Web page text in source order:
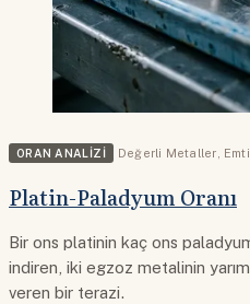
ORAN ANALIZI Değerli Metaller
Platin-Paladyum Oranı
Bir ons platinin kaç ons
indiren, iki egzoz metalinin
veren bir terazi.